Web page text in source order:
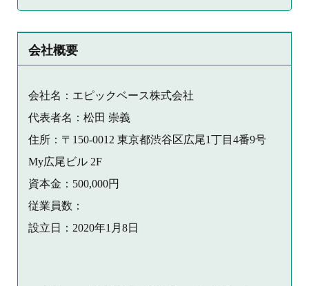
会社概要
会社名：エピックベース株式会社
代表者名：松田 崇義
住所：〒150-0012 東京都渋谷区広尾1丁目4番9号
My広尾ビル 2F
資本金：500,000円
従業員数：
設立日：2020年1月8日